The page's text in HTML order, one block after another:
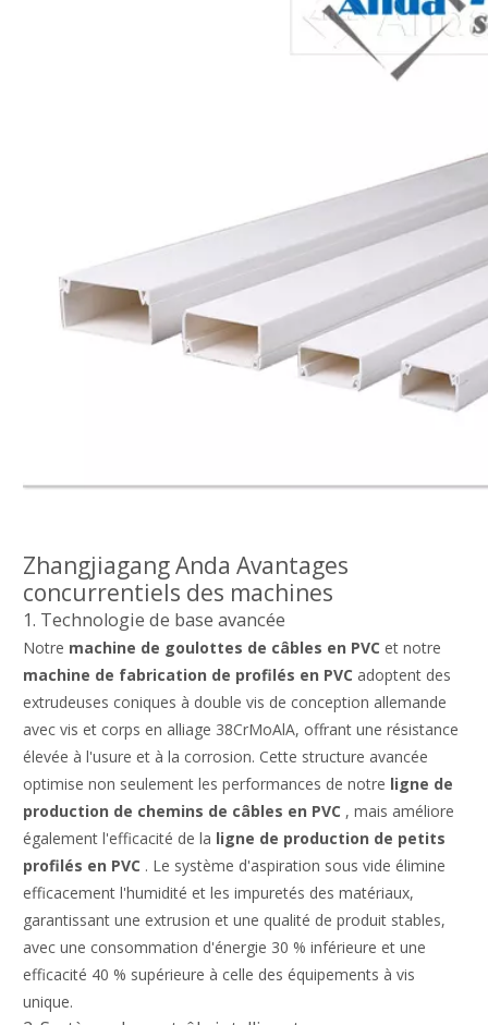
Zhangjiagang Anda Avantages
concurrentiels des machines
1. Technologie de base avancée
Notre machine de goulottes de câbles en PVC et notre
machine de fabrication de profilés en PVC adoptent des
extrudeuses coniques à double vis de conception allemande
avec vis et corps en alliage 38CrMoAlA, offrant une résistance
élevée à l'usure et à la corrosion. Cette structure avancée
optimise non seulement les performances de notre ligne de
production de chemins de câbles en PVC , mais améliore
également l'efficacité de la ligne de production de petits
profilés en PVC . Le système d'aspiration sous vide élimine
efficacement l'humidité et les impuretés des matériaux,
garantissant une extrusion et une qualité de produit stables,
avec une consommation d'énergie 30 % inférieure et une
efficacité 40 % supérieure à celle des équipements à vis
unique.